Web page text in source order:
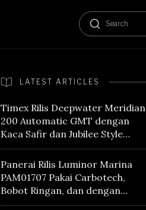
LATEST ARTICLES
Timex Rilis Deepwater Meridian
200 Automatic GMT dengan
Kaca Safir dan Jubilee Style
Bracelet
Panerai Rilis Luminor Marina
PAM01707 Pakai Carbotech,
Bobot Ringan, dan dengan
Vintage Vibes